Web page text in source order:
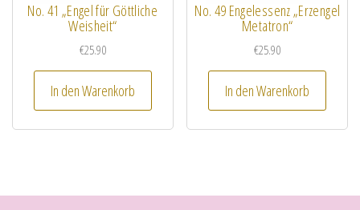
No. 41 „Engel für Göttliche
Weisheit“
€25.90
In den Warenkorb
No. 49 Engelessenz „Erzengel
Metatron“
€25.90
In den Warenkorb